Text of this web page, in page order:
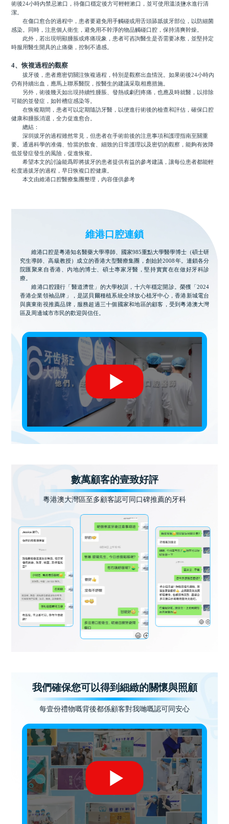
術後24小時內禁忌漱口，待傷口穩定後方可輕輕漱口，並可使用溫淡鹽水進行清
潔。
在傷口愈合的過程中，患者要避免用手觸碰或用舌頭舔舐拔牙部位，以防細菌
感染。同時，注意個人衛生，避免用不幹淨的物品觸碰口腔，保持清爽幹燥。
此外，若出現明顯腫脹或疼痛現象，患者可咨詢醫生是否需要冰敷，並堅持定
時服用醫生開具的止痛藥，控制不適感。
4、恢複過程的觀察
拔牙後，患者應密切關注恢複過程，特別是觀察出血情況。如果術後24小時內
仍有持續出血，應馬上聯系醫院，按醫生的建議采取相應措施。
另外，術後幾天如出現持續性腫脹、發熱或劇烈疼痛，也應及時就醫，以排除
可能的並發症，如幹槽症感染等。
在恢複期間，患者可以定期隨訪牙醫，以便進行術後的檢查和評估，確保口腔
健康和腫脹消退，全力促進愈合。
總結：
深圳拔牙的過程雖然常見，但患者在手術前後的注意事項和護理指南至關重
要。通過科學的准備、恰當的飲食、細致的日常護理以及密切的觀察，能夠有效降
低並發症發生的風險，促進恢複。
希望本文的討論能爲即將拔牙的患者提供有益的參考建議，讓每位患者都能輕
松度過拔牙的過程，早日恢複口腔健康。
本文由維港口腔醫療集團整理，內容僅供參考
維港口腔連鎖
維港口腔是粵港知名醫藥大學導師、國家985重點大學醫學博士（碩士研
究生導師、高級教授）成立的香港大型醫療集團，創始於2008年。連鎖各分
院匯聚來自香港、內地的博士、碩士專家牙醫，堅持實實在在做好牙科診
療。
維港口腔踐行「醫道濟世」的大學校訓，十六年穩定開診。榮獲「2024
香港企業領袖品牌」，是諾貝爾種植系統全球放心植牙中心，香港新城電台
與廣東衛視推薦品牌，服務超過三十個國家和地區的顧客，受到粵港澳大灣
區及周邊城市市民的歡迎與信任。
數萬顧客的壹致好評
粵港澳大灣區至多顧客認可同口碑推薦的牙科
我們確保您可以得到細緻的關懷與照顧
每壹份禮物嘅背後都係顧客對我哋嘅認可同安心